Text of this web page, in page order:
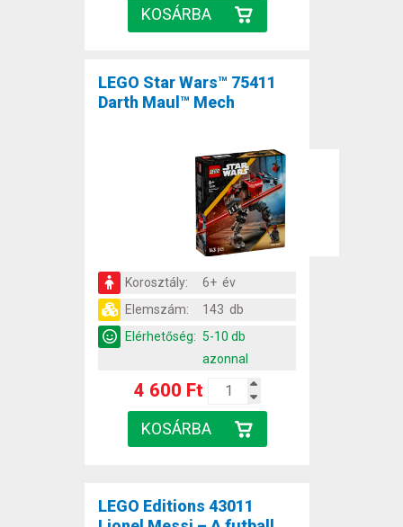
LEGO Star Wars™ 75411
Darth Maul™ Mech
Korosztály:
6+ év
Elemszám:
143 db
Elérhetőség: 5-10 db
azonnal
4 600 Ft
LEGO Editions 43011